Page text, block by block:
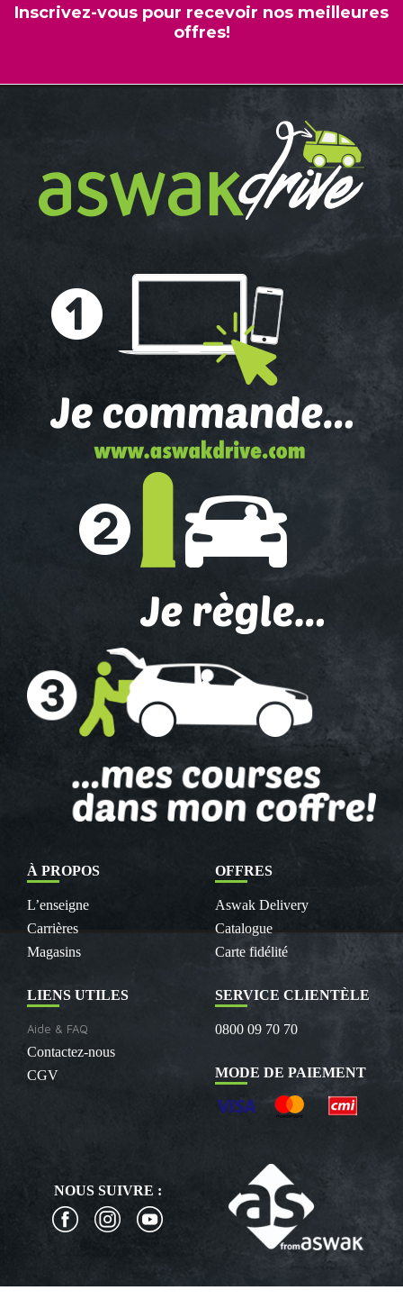
Inscrivez-vous pour recevoir nos meilleures
offres!
À PROPOS
L’enseigne
Carrières
Magasins
OFFRES
Aswak Delivery
Catalogue
Carte fidélité
LIENS UTILES
Aide & FAQ
Contactez-nous
CGV
SERVICE CLIENTÈLE
0800 09 70 70
MODE DE PAIEMENT
NOUS SUIVRE :